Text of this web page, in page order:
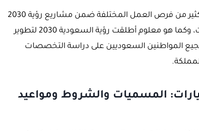
ويتوفر في المملكة العربية السعودية الكثير من فرص العمل المختلفة ضمن مشاريع رؤية 2030
ومن بينها إعلان شركة ساماكو للسيارات، وكما هو معلوم أطلقت رؤية السعودية 2030 لتطوير
المواطنين السعوديين على دراسة التخصصات
المسميات والشروط ومواعيد